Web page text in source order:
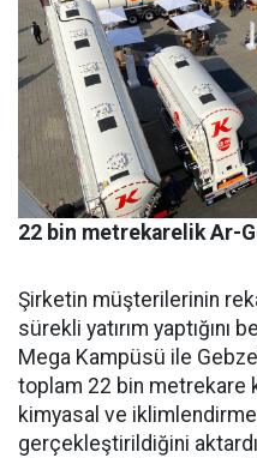
22 bin metrekarelik Ar-
Şirketin müşterilerinin
sü­rekli yatırım yaptığını
Mega Kampü­sü ile
toplam 22 bin metreka­re
kimyasal ve
gerçekleştirildiğini